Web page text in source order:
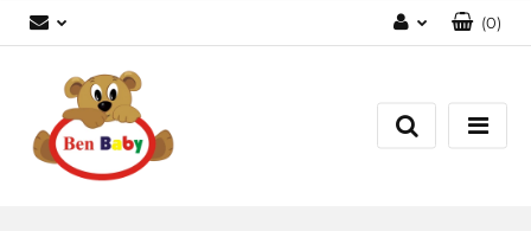
Zarejestruj się
Dodaj zgłoszenie
(0)